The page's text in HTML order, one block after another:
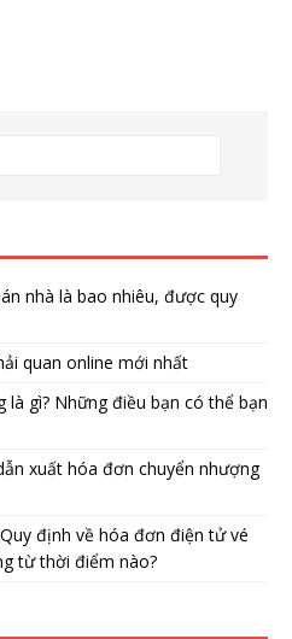
nhà là bao nhiêu, được quy
quan online mới nhất
là gì? Những điều bạn có thể bạn
xuất hóa đơn chuyển nhượng
Quy định về hóa đơn điện tử vé
từ thời điểm nào?